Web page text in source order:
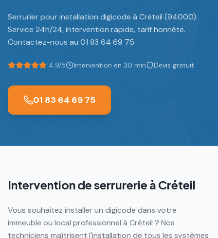
Serrurier pour installation digicode à Créteil (94000).
Service 24h/24, intervention rapide, tarif honnête.
Contactez-nous au 01 83 64 69 75.
4.9/5 Intervention en 30 min Devis gratuit
01 83 64 69 75
Intervention de serrurerie à Créteil
Vous souhaitez installer un digicode dans votre
immeuble ou local professionnel à Créteil ? Nos
techniciens maîtrisent l'installation de tous les systèmes